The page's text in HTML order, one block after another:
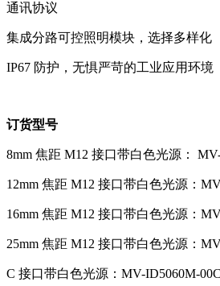
通讯协议
集成分路可控照明模块，选择多样化
IP67 防护，无惧严苛的工业应用环境
订货型号
8mm 焦距 M12 接口带白色光源：
12mm 焦距 M12 接口带白色光源：
16mm 焦距 M12 接口带白色光源：
25mm 焦距 M12 接口带白色光源：
C 接口带白色光源：MV-ID5060M-